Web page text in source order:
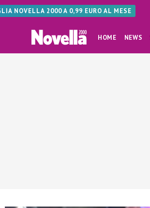
NOVELLA 2000 A 0,99 EURO AL MESE
HOME NEWS